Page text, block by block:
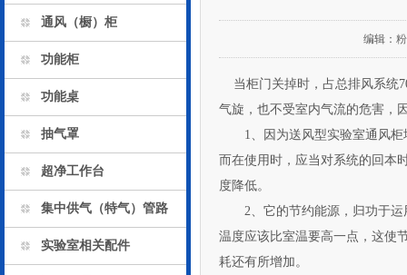
通风（橱）柜
功能柜
功能桌
抽气罩
超净工作台
集中供气（特气）管路
实验室相关配件
编辑：
当柜门关掉时，占总排风系
气旋，也不受室内气流的危害
1、因为送风型实验室通风柜增
而在使用时，应当对系统的回本
度降低。
2、它的节约能源，归功于
温度应该比室温要高一点，这使
耗还有所增加。